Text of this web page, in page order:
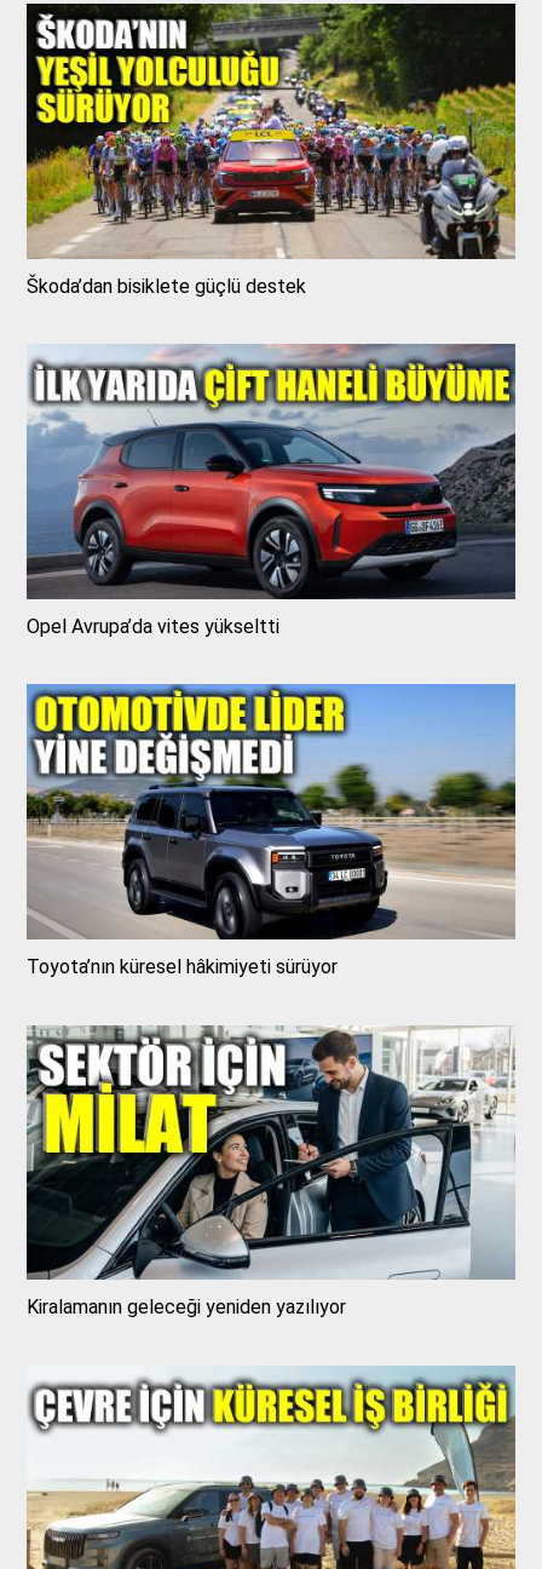
Škoda’dan bisiklete güçlü destek
Opel Avrupa’da vites yükseltti
Toyota’nın küresel hâkimiyeti sürüyor
Kiralamanın geleceği yeniden yazılıyor